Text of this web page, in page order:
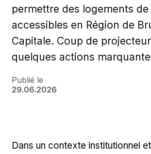
permettre des logements
accessibles en Région de
Capitale. Coup de
quelques actions
Publié le
29.06.2026
Dans un contexte institutionnel